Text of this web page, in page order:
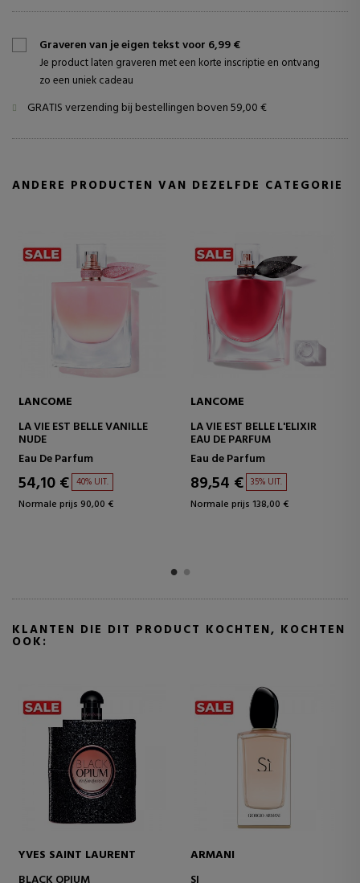
Graveren van je eigen tekst voor 6,99 €
Je product laten graveren met een korte inscriptie en ontvang
zo een uniek cadeau
GRATIS verzending bij bestellingen boven 59,00 €
ANDERE PRODUCTEN VAN DEZELFDE CATEGORIE
LANCOME
LA VIE EST BELLE IRIS
ABSOLU
Eau de Parfum
80,61 € 36% UIT.
Normale prijs 125,00 €
LANCOME
LA VIE EST BELLE ROSE
EXTRAORDINAIRE
Eau de Parfum
79,59 € 36% UIT.
Normale prijs 125,00 €
KLANTEN DIE DIT PRODUCT KOCHTEN, KOCHTEN
OOK:
RABANNE
JEAN PAUL GAULTIER